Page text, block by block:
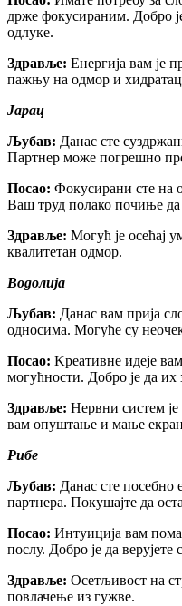
држе фокусираним. Добро
одлуке.
Здравље: Енергија вам је
пажњу на одмор и
Јарац
Љубав: Данас сте
Партнер може погрешно
Посао: Фокусирани сте на
Ваш труд полако почиње да
Здравље: Могућ је осећај
квалитетан одмор.
Водолија
Љубав: Данас вам прија
односима. Могуће су
Посао: Kреативне идеје
могућности. Добро је да их
Здравље: Нервни систем
вам опуштање и мање
Рибе
Љубав: Данас сте посебно
партнера. Покушајте да
Посао: Интуиција вам
послу. Добро је да
Здравље: Осетљивост на
повлачење из гужве.